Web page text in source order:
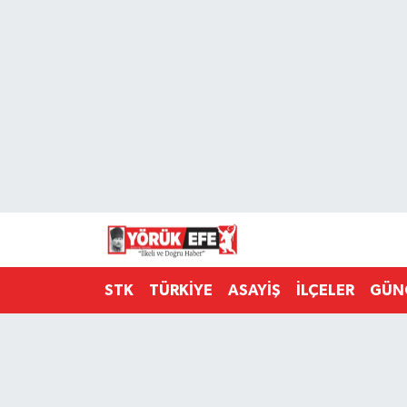
STK TÜRKİYE ASAYİŞ İLÇELER
Süper Lig Puan Durumu ve Fikstür
Tüm Manşetler